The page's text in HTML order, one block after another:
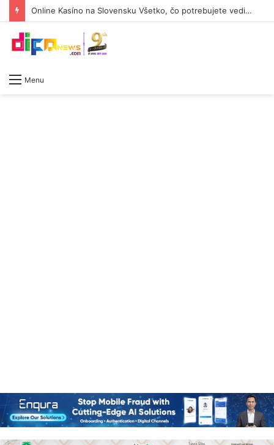
Online Kasíno na Slovensku Všetko, čo potrebujete vedieť -607678062
Menu